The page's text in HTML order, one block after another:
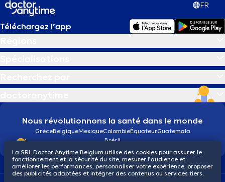
FR
Téléchargez l’app
Nous révolutionnons la santé dans le monde
GrèceBelgiqueMexiqueColombieÉquateurGuatemala
Brésil
La SRL Doctor Anytime Belgium utilise des cookies pour assurer le
fonctionnement et la sécurité du site, mesurer l’audience et
améliorer les performances, personnaliser votre expérience, proposer
des publicités adaptées et intégrer des contenus ou services tiers.